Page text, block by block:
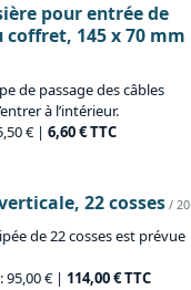
pour entrée de
coffret, 145 x 70 mm
de passage des câbles
à l’intérieur.
€ | 6,60 € TTC
22 cosses/ 20
de 22 cosses est prévue
95,00 € | 114,00 € TTC